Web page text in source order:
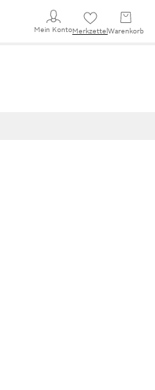
Mein KontoMerkzettel Warenkorb